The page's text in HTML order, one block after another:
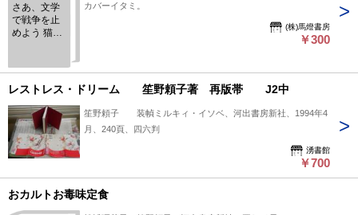
さあ、文学
で戦争を止
めよう 猫キ
カバーイタミ。
(株)馬燈書房
￥300
レストレス・ドリーム 笙野頼子著 再版帯 J2中
笙野頼子 装幀ミルキィ・イソベ、河出書房新社、1994年4
月、240頁、四六判
湧書館
￥700
おカルトお毒味定食